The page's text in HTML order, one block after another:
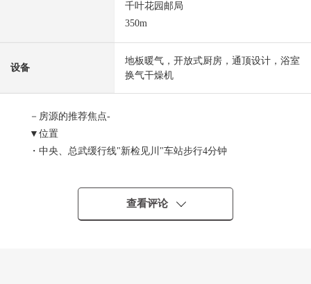
千叶花园邮局
350m
设备
地板暖气，开放式厨房，通顶设计，浴室
换气干燥机
－房源的推荐焦点-
▼位置
・中央、总武缓行线"新检见川"车站步行4分钟
・2024年6月完成计划的新房独栋住宅
查看评论